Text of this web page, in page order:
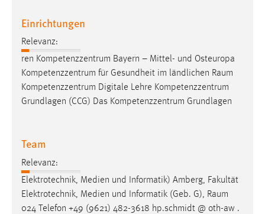
Einrichtungen
Relevanz:
ren Kompetenzzentrum Bayern – Mittel- und Osteuropa
Kompetenzzentrum für Gesundheit im ländlichen Raum
Kompetenzzentrum Digitale Lehre Kompetenzzentrum
Grundlagen (CCG) Das Kompetenzzentrum Grundlagen
Team
Relevanz:
Elektrotechnik, Medien und Informatik) Amberg, Fakultät
Elektrotechnik, Medien und Informatik (Geb. G), Raum
024 Telefon +49 (9621) 482-3618 hp.schmidt @ oth-aw .
_pk_ref, _pk_cvar, _pk_id, _pk_ses
Zweck:
Zugriffsstatistik
Cookie Laufzeit:
Max. 13 Monate
MARKETING
verwendet, um personalisierte Werbung anzuzeigen.
Sie tun dies, indem sie Besucher über Websites
hinweg verfolgen.